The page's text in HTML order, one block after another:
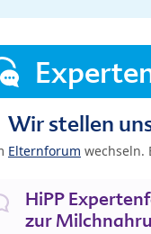
Wir stellen
Elternforum wechseln.
HiPP
zur